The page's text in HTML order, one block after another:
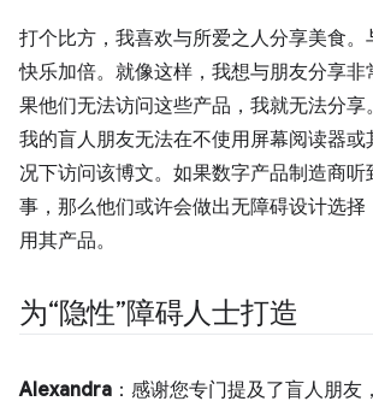
打个比方，我喜欢与所爱之人分享美食。
快乐加倍。就像这样，我想与朋友分享非
果他们无法访问这些产品，我就无法分享
我的盲人朋友无法在不使用屏幕阅读器
况下访问该博文。如果数字产品制造商
事，那么他们或许会做出无障碍设计选择
用其产品。
为“隐性”障碍人士打造
Alexandra ：感谢您专门提及了盲人朋友